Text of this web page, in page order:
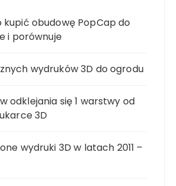
kupić obudowę PopCap do
i porównuje
wydruków 3D do ogrodu
odklejania się 1 warstwy od
3D
wydruki 3D w latach 2011 –